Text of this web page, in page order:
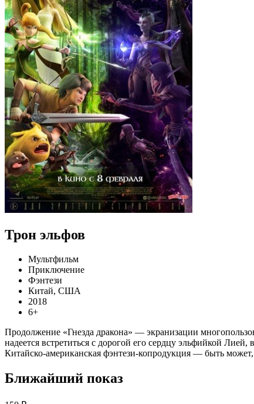
Трон эльфов
Мультфильм
Приключение
Фэнтези
Китай, США
2018
6+
Продолжение «Гнезда дракона» — экранизации
надеется встретиться с дорогой его сердцу эльфийкой
Китайско-американская фэнтези-копродукция — быть
Ближайший показ